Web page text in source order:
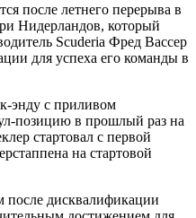
после летнего перерыва в
Нидерландов, который
Scuderia Фред Вассер
для успеха его команды в
энду с приливом
позицию в прошлый раз на
стартовал с первой
на стартовой
дисквалификации